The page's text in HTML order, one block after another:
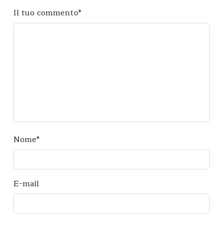
Nome*
E-mail
Il tuo commento*